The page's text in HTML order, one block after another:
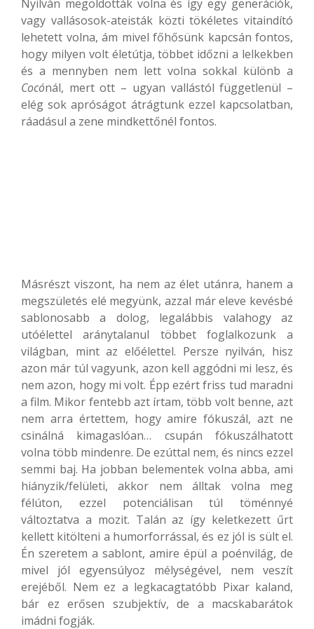
Nyilván megoldották volna és így egy generációk,
vagy vallásosok-ateisták közti tökéletes vitaindító
lehetett volna, ám mivel főhősünk kapcsán fontos,
hogy milyen volt életútja, többet időzni a lelkekben
és a mennyben nem lett volna sokkal különb a
Cocónál, mert ott – ugyan vallástól függetlenül –
elég sok apróságot átrágtunk ezzel kapcsolatban,
ráadásul a zene mindkettőnél fontos.
Másrészt viszont, ha nem az élet utánra, hanem a
megszületés elé megyünk, azzal már eleve kevésbé
sablonosabb a dolog, legalábbis valahogy az
utóélettel aránytalanul többet foglalkozunk a
világban, mint az előélettel. Persze nyilván, hisz
azon már túl vagyunk, azon kell aggódni mi lesz, és
nem azon, hogy mi volt. Épp ezért friss tud maradni
a film. Mikor fentebb azt írtam, több volt benne, azt
nem arra értettem, hogy amire fókuszál, azt ne
csinálná kimagaslóan… csupán fókuszálhatott
volna több mindenre. De ezúttal nem, és nincs ezzel
semmi baj. Ha jobban belementek volna abba, ami
hiányzik/felületi, akkor nem álltak volna meg
félúton, ezzel potenciálisan túl töménnyé
változtatva a mozit. Talán az így keletkezett űrt
kellett kitölteni a humorforrással, és ez jól is sült el.
Én szeretem a sablont, amire épül a poénvilág, de
mivel jól egyensúlyoz mélységével, nem veszít
erejéből. Nem ez a legkacagtatóbb Pixar kaland,
bár ez erősen szubjektív, de a macskabarátok
imádni fogják.